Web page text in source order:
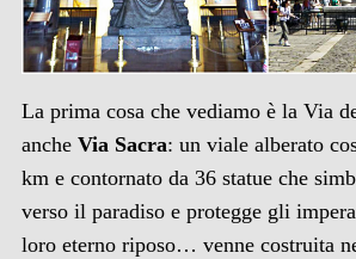
La prima cosa che vediamo è la Via
anche Via Sacra: un viale alberato
km e contornato da 36 statue che
verso il paradiso e protegge gli
loro eterno riposo… venne costruita